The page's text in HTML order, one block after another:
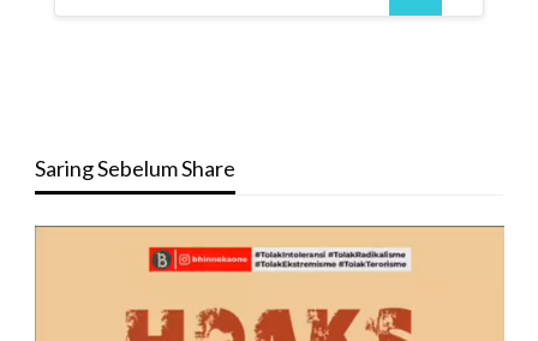
Saring Sebelum Share